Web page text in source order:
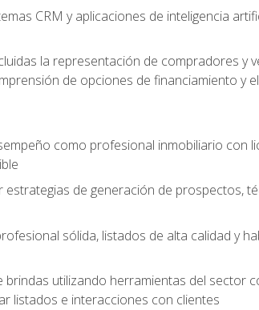
CRM y aplicaciones de inteligencia
la representación de compradores y
de opciones de financiamiento y
como profesional inmobiliario con
de generación de prospectos,
sólida, listados de alta calidad y
utilizando herramientas del sector
listados e interacciones con clientes